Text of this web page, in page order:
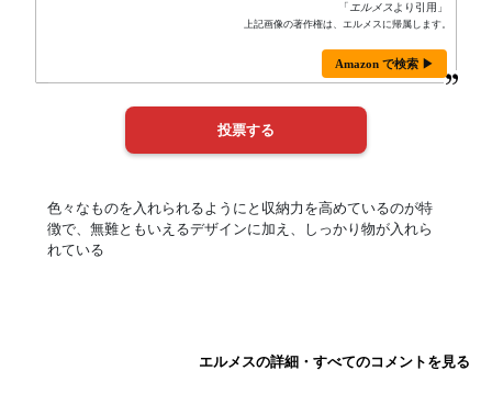
「 エルメス より引用」
上記画像の著作権は、エルメスに帰属します。
Amazon で検索 ▶
色々なものを入れられるようにと収納力を高めているのが特
徴で、無難ともいえるデザインに加え、しっかり物が入れら
れている
エルメスの詳細・すべてのコメントを見る